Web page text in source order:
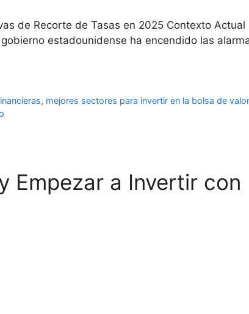
de Recorte de Tasas en 2025 Contexto
estadounidense ha encendido las
, mejores sectores para invertir en la bolsa de
Empezar a Invertir con